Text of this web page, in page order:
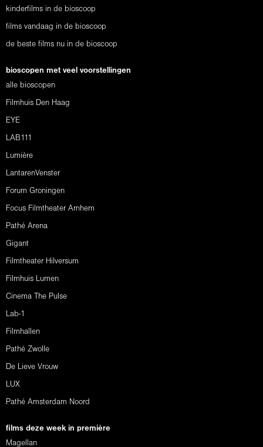
kinderfilms in de bioscoop
films vandaag in de bioscoop
de beste films nu in de bioscoop
bioscopen met veel voorstellingen
alle bioscopen
Filmhuis Den Haag
EYE
LAB111
Lumière
LantarenVenster
Forum Groningen
Focus Filmtheater Arnhem
Pathé Arena
Gigant
Filmtheater Hilversum
Filmhuis Lumen
Cinema The Pulse
Lab-1
Filmhallen
Pathé Zwolle
De Lieve Vrouw
LUX
Pathé Amsterdam Noord
films deze week in première
Magellan